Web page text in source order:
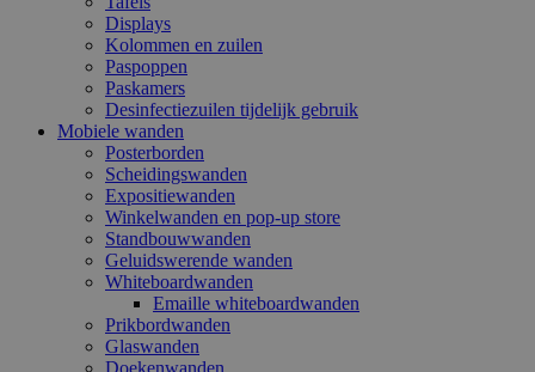
Displays
Kolommen en zuilen
Paspoppen
Paskamers
Desinfectiezuilen tijdelijk gebruik
Mobiele wanden
Posterborden
Scheidingswanden
Expositiewanden
Winkelwanden en pop-up store
Standbouwwanden
Geluidswerende wanden
Whiteboardwanden
Emaille whiteboardwanden
Prikbordwanden
Glaswanden
Doekenwanden